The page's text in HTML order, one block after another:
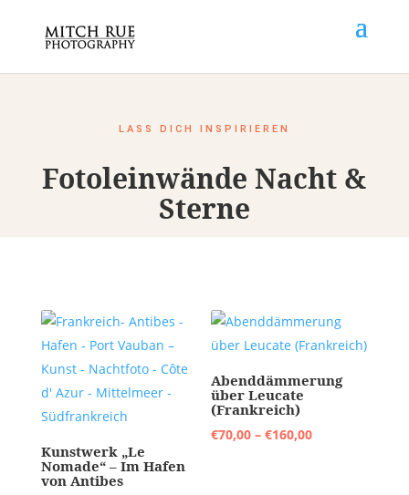
LASS DICH INSPIRIEREN
Fotoleinwände Nacht &
Sterne
Kunstwerk „Le
Nomade“ – Im Hafen
von Antibes
Abenddämmerung
über Leucate
(Frankreich)
€70,00 –€160,00Preisspanne: